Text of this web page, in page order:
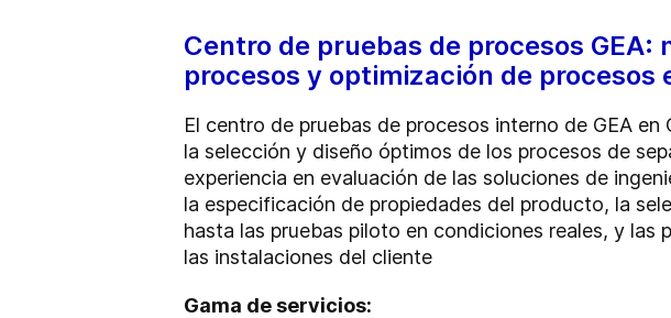
Centro de pruebas de procesos
procesos y optimización de procesos
El centro de pruebas de procesos interno de GEA
la selección y diseño óptimos de los procesos de
experiencia en evaluación de las soluciones de
la especificación de propiedades del producto, la
hasta las pruebas piloto en condiciones reales, y las
las instalaciones del cliente
Gama de servicios: